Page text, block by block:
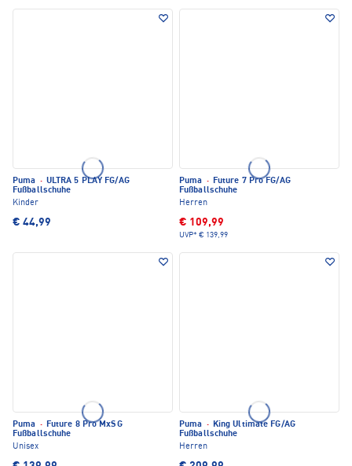
Puma · ULTRA 5 PLAY FG/AG
Fußballschuhe
Kinder
€ 44,99
Puma · Future 7 Pro FG/AG
Fußballschuhe
Herren
€ 109,99
UVP* € 139,99
Puma · Future 8 Pro MxSG
Fußballschuhe
Unisex
Puma · King Ultimate FG/AG
Fußballschuhe
Herren